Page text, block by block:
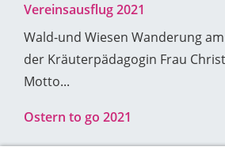
Vereinsausflug 2021
Wald-und Wiesen Wanderung
der Kräuterpädagogin Frau
Motto...
Ostern to go 2021